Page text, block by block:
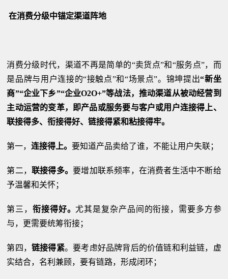
在消费分级中锚定渠道阵地
消费分级时代，渠道不再是简单的“卖货点”和“服务点”，而
是品牌与用户连接的“接触点”和“场景点”。锦坤提出“新坐
商”“企业下乡”“企业O2O+”等战法，推动渠道从被动经营到
主动运营的变革，即产品或服务要与客户或用户连接得上、
联接得多、衔接得好、链接得紧和粘接得牢。
第一，连接得上。要知道产品卖给了谁，不能让用户失联；
第二，联接得多。要增加联系频率，在消费者生活中不断给
予温馨和关怀；
第三，衔接得好。尤其是复杂产品间的衔接，需要多方参
与，更需要统筹衔接；
第四，链接得紧。要考虑好品牌背后的价值链和利益链，虚
实结合，名利兼顾，要有链路，形成闭环；